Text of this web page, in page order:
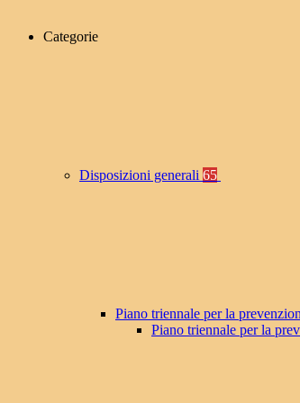
Categorie
Disposizioni generali 65
Piano triennale per la
Piano triennale per la